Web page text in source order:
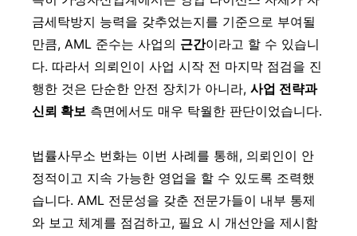
금세탁방지 능력을 갖추었는지를 기준으로 부여될
만큼, AML 준수는 사업의 근간이라고 할 수 있습니
다. 따라서 의뢰인이 사업 시작 전 마지막 점검을 진
행한 것은 단순한 안전 장치가 아니라, 사업 전략과
신뢰 확보 측면에서도 매우 탁월한 판단이었습니다.
법률사무소 번화는 이번 사례를 통해, 의뢰인이 안
정적이고 지속 가능한 영업을 할 수 있도록 조력했
습니다. AML 전문성을 갖춘 전문가들이 내부 통제
와 보고 체계를 점검하고, 필요 시 개선안을 제시함